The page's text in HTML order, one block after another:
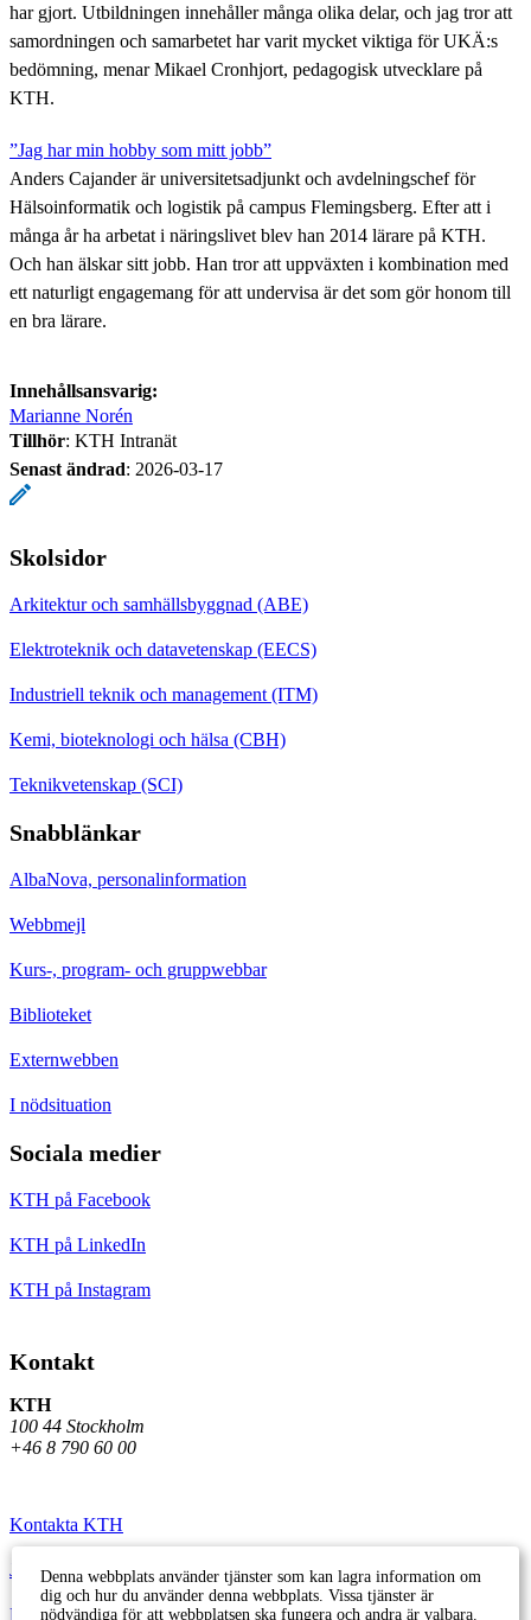
har gjort. Utbildningen innehåller många olika delar, och jag tror att
samordningen och samarbetet har varit mycket viktiga för UKÄ:s
bedömning, menar Mikael Cronhjort, pedagogisk utvecklare på
KTH.
”Jag har min hobby som mitt jobb”
Anders Cajander är universitetsadjunkt och avdelningschef för
Hälsoinformatik och logistik på campus Flemingsberg. Efter att i
många år ha arbetat i näringslivet blev han 2014 lärare på KTH.
Och han älskar sitt jobb. Han tror att uppväxten i kombination med
ett naturligt engagemang för att undervisa är det som gör honom till
en bra lärare.
Innehållsansvarig:
Marianne Norén
Tillhör: KTH Intranät
Senast ändrad: 2026-03-17
Skolsidor
Arkitektur och samhällsbyggnad (ABE)
Elektroteknik och datavetenskap (EECS)
Industriell teknik och management (ITM)
Kemi, bioteknologi och hälsa (CBH)
Teknikvetenskap (SCI)
Snabblänkar
AlbaNova, personalinformation
Webbmejl
Kurs-, program- och gruppwebbar
Biblioteket
Externwebben
I nödsituation
Sociala medier
KTH på Facebook
KTH på LinkedIn
KTH på Instagram
Kontakt
KTH
100 44 Stockholm
+46 8 790 60 00
Kontakta KTH
Jobba på KTH
Press och media
Denna webbplats använder tjänster som kan lagra information om
dig och hur du använder denna webbplats. Vissa tjänster är
nödvändiga för att webbplatsen ska fungera och andra är valbara.